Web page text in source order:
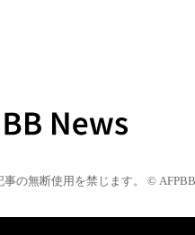
の無断使用を禁じます。 © AFPBB